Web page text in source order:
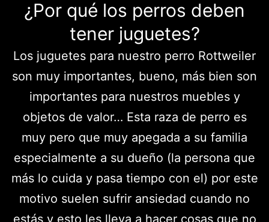
¿Por qué los perros deben
tener juguetes?
Los juguetes para nuestro perro Rottweiler
son muy importantes, bueno, más bien son
importantes para nuestros muebles y
objetos de valor… Esta raza de perro es
muy pero que muy apegada a su familia
especialmente a su dueño (la persona que
más lo cuida y pasa tiempo con el) por este
motivo suelen sufrir ansiedad cuando no